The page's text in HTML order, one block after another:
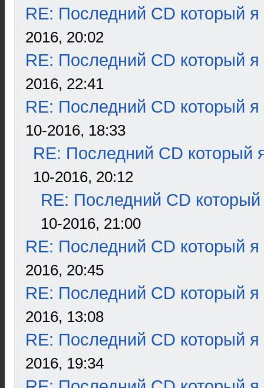
RE: Последний CD который я
2016, 20:02
RE: Последний CD который я
2016, 22:41
RE: Последний CD который я
10-2016, 18:33
RE: Последний CD который
10-2016, 20:12
RE: Последний CD который
10-2016, 21:00
RE: Последний CD который я
2016, 20:45
RE: Последний CD который я
2016, 13:08
RE: Последний CD который я
2016, 19:34